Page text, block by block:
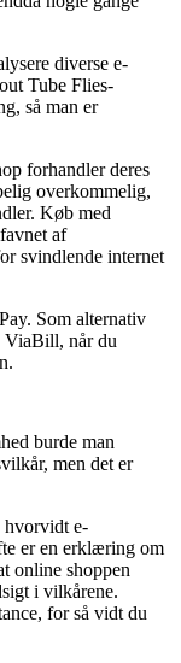
diverse e-
Tube Flies-
så man er
forhandler deres
overkommelig,
Køb med
af
svindlende internet
Som alternativ
ViaBill, når du
burde man
men det er
hvorvidt e-
er en erklæring om
online shoppen
i vilkårene.
for så vidt du